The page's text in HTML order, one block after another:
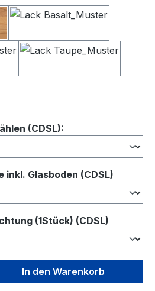
(CDSL):
inkl. Glasboden (CDSL)
(1Stück) (CDSL)
Gib den
In den Warenkorb